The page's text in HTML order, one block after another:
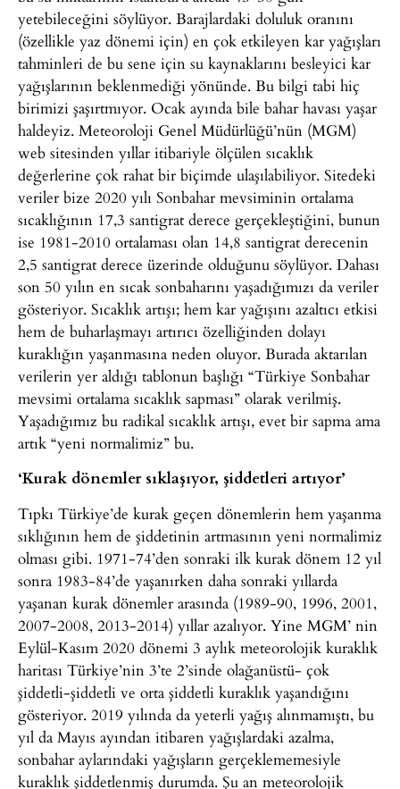
yetebileceğini söylüyor. Barajlardaki doluluk oranını
(özellikle yaz dönemi için) en çok etkileyen kar yağışları
tahminleri de bu sene için su kaynaklarını besleyici kar
yağışlarının beklenmediği yönünde. Bu bilgi tabi hiç
birimizi şaşırtmıyor. Ocak ayında bile bahar havası yaşar
haldeyiz. Meteoroloji Genel Müdürlüğü’nün (MGM)
web sitesinden yıllar itibariyle ölçülen sıcaklık
değerlerine çok rahat bir biçimde ulaşılabiliyor. Sitedeki
veriler bize 2020 yılı Sonbahar mevsiminin ortalama
sıcaklığının 17,3 santigrat derece gerçekleştiğini, bunun
ise 1981-2010 ortalaması olan 14,8 santigrat derecenin
2,5 santigrat derece üzerinde olduğunu söylüyor. Dahası
son 50 yılın en sıcak sonbaharını yaşadığımızı da veriler
gösteriyor. Sıcaklık artışı; hem kar yağışını azaltıcı etkisi
hem de buharlaşmayı artırıcı özelliğinden dolayı
kuraklığın yaşanmasına neden oluyor. Burada aktarılan
verilerin yer aldığı tablonun başlığı “Türkiye Sonbahar
mevsimi ortalama sıcaklık sapması” olarak verilmiş.
Yaşadığımız bu radikal sıcaklık artışı, evet bir sapma ama
artık “yeni normalimiz” bu.
‘Kurak dönemler sıklaşıyor, şiddetleri artıyor’
Tıpkı Türkiye’de kurak geçen dönemlerin hem yaşanma
sıklığının hem de şiddetinin artmasının yeni normalimiz
olması gibi. 1971-74’den sonraki ilk kurak dönem 12 yıl
sonra 1983-84’de yaşanırken daha sonraki yıllarda
yaşanan kurak dönemler arasında (1989-90, 1996, 2001,
2007-2008, 2013-2014) yıllar azalıyor. Yine MGM’ nin
Eylül-Kasım 2020 dönemi 3 aylık meteorolojik kuraklık
haritası Türkiye’nin 3’te 2’sinde olağanüstü- çok
şiddetli-şiddetli ve orta şiddetli kuraklık yaşandığını
gösteriyor. 2019 yılında da yeterli yağış alınmamıştı, bu
yıl da Mayıs ayından itibaren yağışlardaki azalma,
sonbahar aylarındaki yağışların gerçeklememesiyle
kuraklık şiddetlenmiş durumda. Şu an meteorolojik